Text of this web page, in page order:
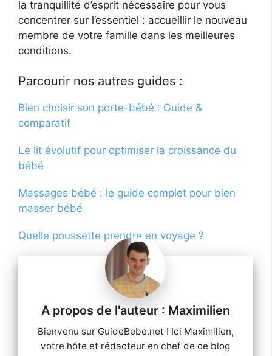
la tranquillité d’esprit nécessaire pour vous
concentrer sur l’essentiel : accueillir le nouveau
membre de votre famille dans les meilleures
conditions.
Parcourir nos autres guides :
Bien choisir son porte-bébé : Guide &
comparatif
Le lit évolutif pour optimiser la croissance du
bébé
Massages bébé : le guide complet pour bien
masser bébé
Quelle poussette prendre en voyage ?
Maximilien
Bienvenu sur GuideBebe.net ! Ici Maximilien,
votre hôte et rédacteur en chef de ce blog